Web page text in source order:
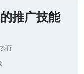
推广技能
有